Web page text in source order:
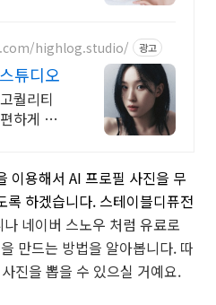
highlog.studio/ 광고
튜디오
퀄리티
하게 촬
이용해서 AI 프로필 사진을 무
하겠습니다. 스테이블디퓨전
나 네이버 스노우 처럼 유료로
만드는 방법을 알아봅니다. 따
진을 뽑을 수 있으실 거예요.